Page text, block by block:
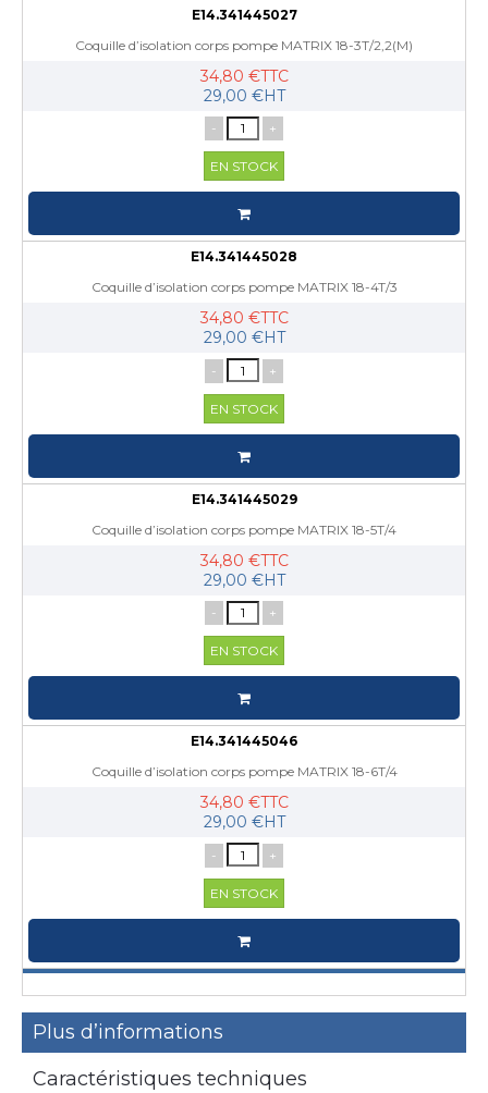
E14.341445027
Coquille d’isolation corps pompe MATRIX 18-3T/2,2(M)
34,80 €TTC
29,00 €HT
- +
EN STOCK
E14.341445028
Coquille d’isolation corps pompe MATRIX 18-4T/3
34,80 €TTC
29,00 €HT
- +
EN STOCK
E14.341445029
Coquille d’isolation corps pompe MATRIX 18-5T/4
34,80 €TTC
29,00 €HT
- +
EN STOCK
E14.341445046
Coquille d’isolation corps pompe MATRIX 18-6T/4
34,80 €TTC
29,00 €HT
- +
EN STOCK
Plus d’informations
Caractéristiques techniques